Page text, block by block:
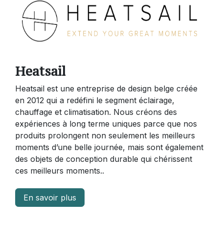
Heatsail
Heatsail est une entreprise de design belge créée
en 2012 qui a redéfini le segment éclairage,
chauffage et climatisation. Nous créons des
expériences à long terme uniques parce que nos
produits prolongent non seulement les meilleurs
moments d’une belle journée, mais sont également
des objets de conception durable qui chérissent
ces meilleurs moments..
En savoir plus